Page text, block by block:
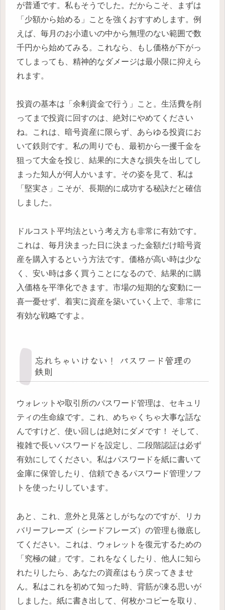
が普通です。私もそうでした。だからこそ、まずは
「少額から始める」ことを強くおすすめします。例
えば、毎月のお小遣いの中から無理のない範囲で数
千円から始めてみる。これなら、もし価格が下がっ
てしまっても、精神的なダメージは最小限に抑えら
れます。
投資の基本は「余剰資金で行う」こと。生活費を削
ってまで投資に回すのは、絶対にやめてください
ね。これは、暗号資産に限らず、あらゆる投資にお
いて鉄則です。私の周りでも、最初から一攫千金を
狙って大金を投じ、結果的に大きな損失を出してし
まった知人が何人かいます。その姿を見て、私は
「堅実さ」こそが、長期的に成功する秘訣だと確信
しました。
ドルコスト平均法という考え方も非常に有効です。
これは、毎月決まった日に決まった金額だけ暗号資
産を購入するという方法です。価格が高い時は少な
く、安い時は多く買うことになるので、結果的に購
入価格を平準化できます。市場の短期的な変動に一
喜一憂せず、着実に資産を築いていく上で、非常に
有効な戦略ですよ。
忘れちゃいけない！ パスワード管理の
鉄則
ウォレットや取引所のパスワード管理は、セキュリ
ティの生命線です。これ、めちゃくちゃ大事な話な
んですけど、使い回しは絶対にダメです！ そして、
複雑で長いパスワードを設定し、二段階認証は必ず
有効にしてください。私はパスワードを紙に書いて
金庫に保管したり、信頼できるパスワード管理ソフ
トを使ったりしています。
あと、これ、意外と見落としがちなのですが、リカ
バリーフレーズ（シードフレーズ）の管理も徹底し
てください。これは、ウォレットを復元するための
「究極の鍵」です。これをなくしたり、他人に知ら
れたりしたら、あなたの資産はもう戻ってきませ
ん。私はこれを初めて知った時、背筋が凍る思いが
しました。紙に書き出して、何枚かコピーを取り、